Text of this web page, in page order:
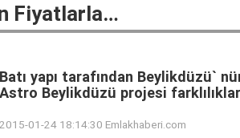
Fiyatlarla…
Batı yapı tarafından Beylikdüzü`
Astro Beylikdüzü projesi
2015-01-24 18:14:30 Emlakhaberi.com